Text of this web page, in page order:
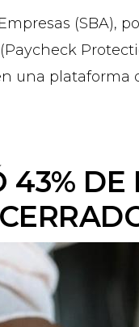
(SBA),
una plataforma
DE